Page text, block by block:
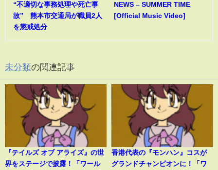
“不適切な事務処理や死亡事
故” 熊本市交通局が職員2人
を懲戒処分
NEWS – SUMMER TIME
[Official Music Video]
未分類の関連記事
『テイルズ オブ アライズ』の世
界をステージで披露！「ワール
香港代表の『モンハン』コスが
グランドチャンピオンに！「ワ